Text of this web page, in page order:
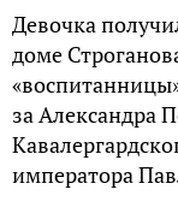
Девочка
доме
за Александра
императора